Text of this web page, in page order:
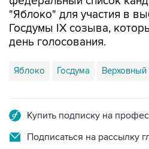
"Яблоко" для участия в
Госдумы IX созыва,
день голосования.
Яблоко Госдума
Купить подписку на
Подписаться на рассылку